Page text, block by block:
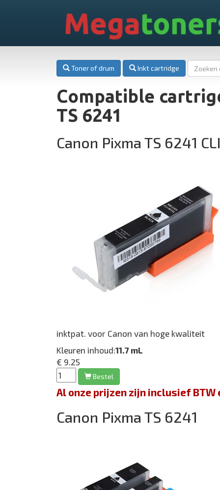
Mega
Toner of drum Inkt cartridge
Compatible
TS 6241
Canon Pixma TS 6241
inktpat. voor Canon van hoge kwaliteit
Kleuren inhoud:11.7 mL
€ 9.25
Bestel
Al onze prijzen zijn inclusief
Canon Pixma TS 6241